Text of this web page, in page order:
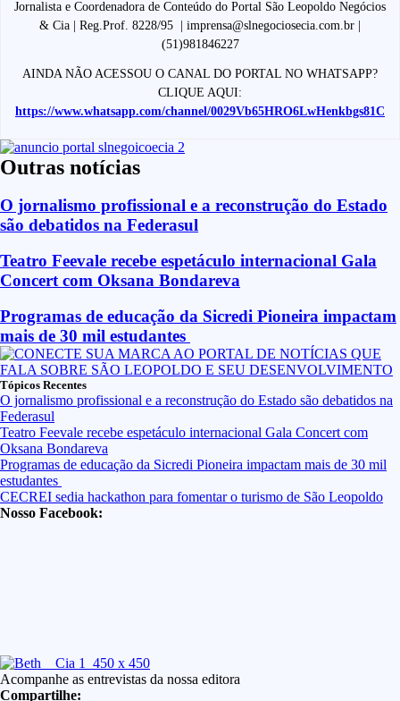
Jornalista e Coordenadora de Conteúdo do Portal São Leopoldo Negócios
& Cia | Reg.Prof. 8228/95 | imprensa@slnegociosecia.com.br |
(51)981846227
AINDA NÃO ACESSOU O CANAL DO PORTAL NO WHATSAPP?
CLIQUE AQUI:
https://www.whatsapp.com/channel/0029Vb65HRO6LwHenkbgs81C
Outras notícias
O jornalismo profissional e a reconstrução do Estado
são debatidos na Federasul
Teatro Feevale recebe espetáculo internacional Gala
Concert com Oksana Bondareva
Programas de educação da Sicredi Pioneira impactam
mais de 30 mil estudantes
Tópicos Recentes
O jornalismo profissional e a reconstrução do Estado são debatidos na
Federasul
Teatro Feevale recebe espetáculo internacional Gala Concert com
Oksana Bondareva
Programas de educação da Sicredi Pioneira impactam mais de 30 mil
estudantes
CECREI sedia hackathon para fomentar o turismo de São Leopoldo
Nosso Facebook:
Acompanhe as entrevistas da nossa editora
Compartilhe: